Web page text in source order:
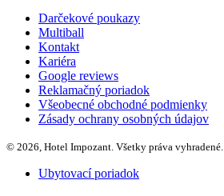
Darčekové poukazy
Multiball
Kontakt
Kariéra
Google reviews
Reklamačný poriadok
Všeobecné obchodné podmienky
Zásady ochrany osobných údajov
© 2026, Hotel Impozant. Všetky práva vyhradené.
Ubytovací poriadok